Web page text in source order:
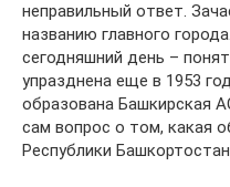
неправильный ответ.
названию главного
сегодняшний день –
упразднена еще в 1953
образована Башкирская
сам вопрос о том, какая
Республики